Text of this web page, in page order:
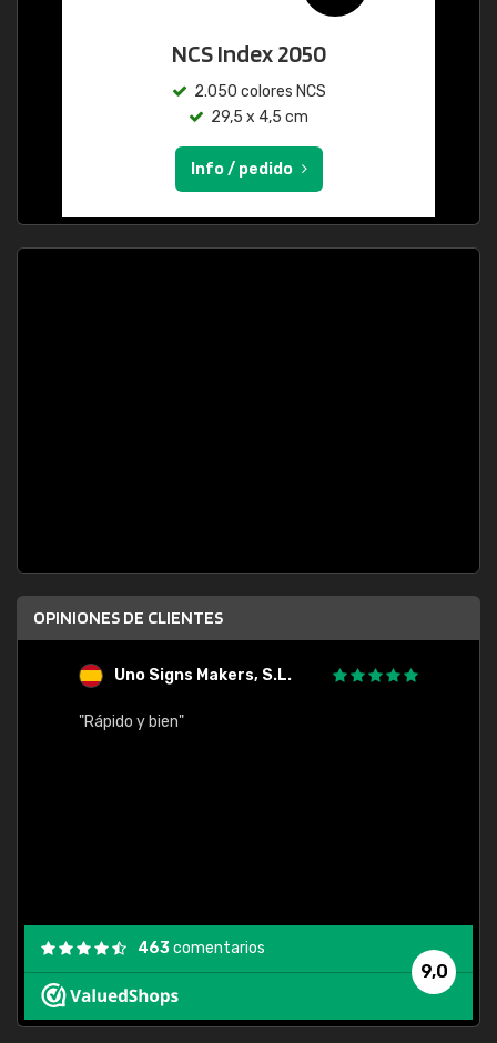
NCS Index 2050
2.050 colores NCS
29,5 x 4,5 cm
Info / pedido
OPINIONES DE CLIENTES
Uno Signs Makers, S.L.
"Rápido y bien"
9,0
463comentarios